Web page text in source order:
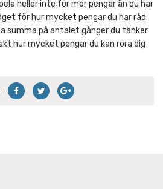
heller inte för mer pengar än du har
för hur mycket pengar du har råd
summa på antalet gånger du tänker
hur mycket pengar du kan röra dig